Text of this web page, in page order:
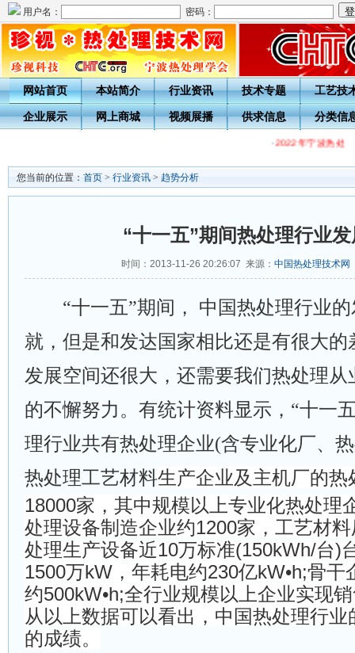
用户名： 密码：
网站首页 本站简介 行业资讯 技术专题 工艺技
企业展示 网上商城 视频展播 供求信息 分类信
·2022年宁波热处理
您当前的位置： 首页 > 行业资讯 > 趋势分析
“十一五”期间热处理行业
时间：2013-11-26 20:26:07 来源： 中国热处理技术网
“十一五”期间， 中国热处理行业的
就，但是和发达国家相比还是有很大
发展空间还很大，还需要我们热处理
的不懈努力。有统计资料显示，“十一
理行业共有热处理企业(含专业化厂、
热处理工艺材料生产企业及主机厂的
18000家，其中规模以上专业化热处理
处理设备制造企业约1200家，工艺材
处理生产设备近10万标准(150kWh/台)
1500万kW，年耗电约230亿kW•h;骨干
约500kW•h;全行业规模以上企业实现
从以上数据可以看出，中国热处理行
的成绩。